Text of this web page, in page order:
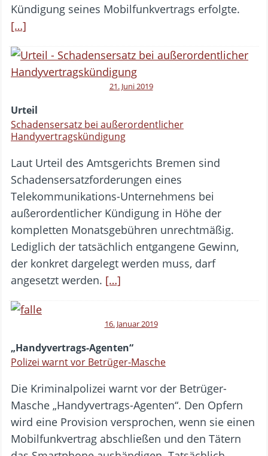
Kündigung seines Mobilfunkvertrags erfolgte.
[…]
21. Juni 2019
Urteil
Schadensersatz bei außerordentlicher
Handyvertragskündigung
Laut Urteil des Amtsgerichts Bremen sind
Schadensersatzforderungen eines
Telekommunikations-Unternehmens bei
außerordentlicher Kündigung in Höhe der
kompletten Monatsgebühren unrechtmäßig.
Lediglich der tatsächlich entgangene Gewinn,
der konkret dargelegt werden muss, darf
angesetzt werden. […]
16. Januar 2019
„Handyvertrags-Agenten“
Polizei warnt vor Betrüger-Masche
Die Kriminalpolizei warnt vor der Betrüger-
Masche „Handyvertrags-Agenten“. Den Opfern
wird eine Provision versprochen, wenn sie einen
Mobilfunkvertrag abschließen und den Tätern